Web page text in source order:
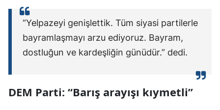
Kırklareli
Kırşehir
“Yelpazeyi genişlettik. Tüm siyasi partilerle
bayramlaşmayı arzu ediyoruz. Bayram,
dostluğun ve kardeşliğin günüdür.” dedi.
DEM Parti: “Barış arayışı kıymetli”